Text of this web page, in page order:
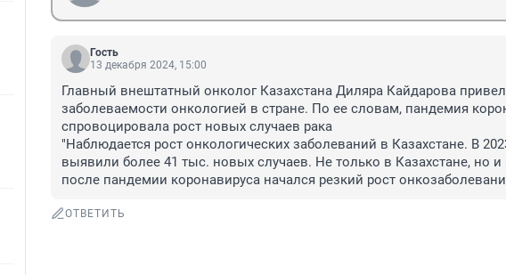
Гость
13 декабря 2024, 15:00
Главный внештатный онколог Казахстана Диляра Кайдарова
заболеваемости онкологией в стране. По ее словам, пандемия
спровоцировала рост новых случаев рака
"Наблюдается рост онкологических заболеваний в Казахстане. В
выявили более 41 тыс. новых случаев. Не только в Казахстане, но
после пандемии коронавируса начался резкий рост
ОТВЕТИТЬ